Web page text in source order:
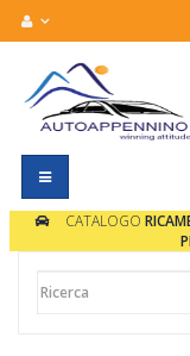
Navigazione
Toggle
CATALOGO